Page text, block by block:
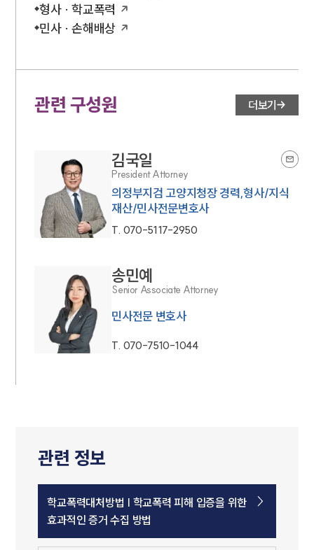
형사 · 학교폭력
민사 · 손해배상
관련 구성원 더보기
김국일
President Attorney
의정부지검 고양지청장 경력,형사/지식
재산/민사전문변호사
T. 070-5117-2950
송민예
Senior Associate Attorney
민사전문 변호사
T. 070-7510-1044
관련 정보
학교폭력대처방법 | 학교폭력 피해 입증을 위한
효과적인 증거 수집 방법